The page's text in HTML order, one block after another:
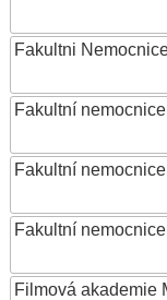
Fakultni
Fakultní
Fakultní
Fakultní
Filmová akademie